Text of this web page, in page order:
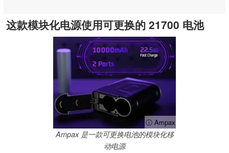
这款模块化电源使用可更换的 21700 电池
ⓘ Ampax
Ampax 是一款可更换电池的模块化移
动电源